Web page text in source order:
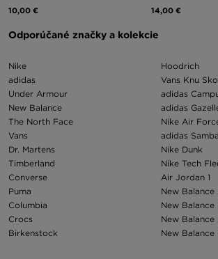
10,00 € 14,00 €
Odporúčané značky a kolekcie
Nike
adidas
Under Armour
New Balance
The North Face
Vans
Dr. Martens
Timberland
Converse
Puma
Columbia
Crocs
Birkenstock
Hoodrich
Vans Knu
adidas
adidas
Nike Air
adidas Samba
Nike Dunk
Nike Tech
Air Jordan 1
New Balance
New Balance
New Balance
New Balance